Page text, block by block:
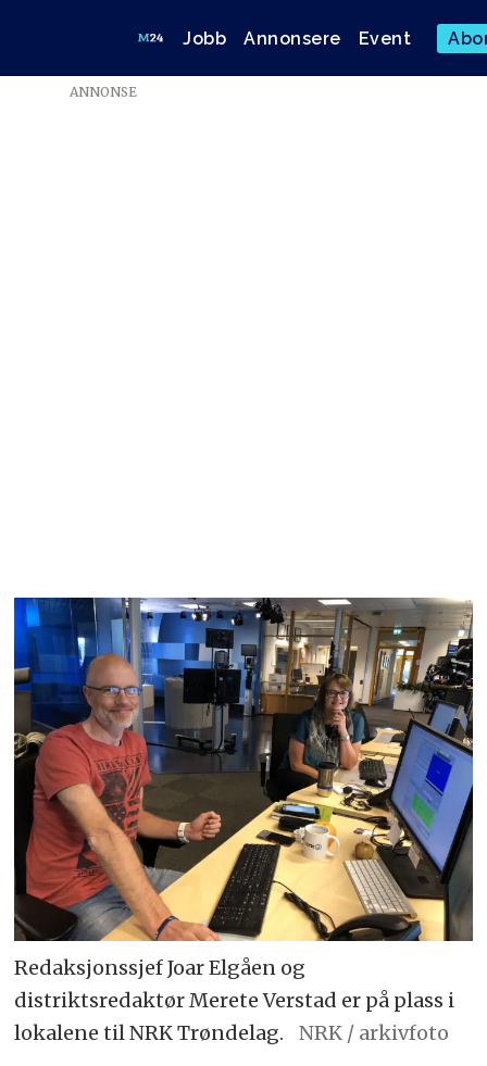
Jobb Annonsere Event
ANNONSE
Redaksjonssjef Joar Elgåen og
distriktsredaktør Merete Verstad er på plass i
lokalene til NRK Trøndelag.
NRK / arkivfoto